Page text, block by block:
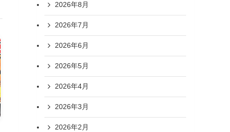
2026年8月
2026年7月
2026年6月
2026年5月
2026年4月
2026年3月
2026年2月